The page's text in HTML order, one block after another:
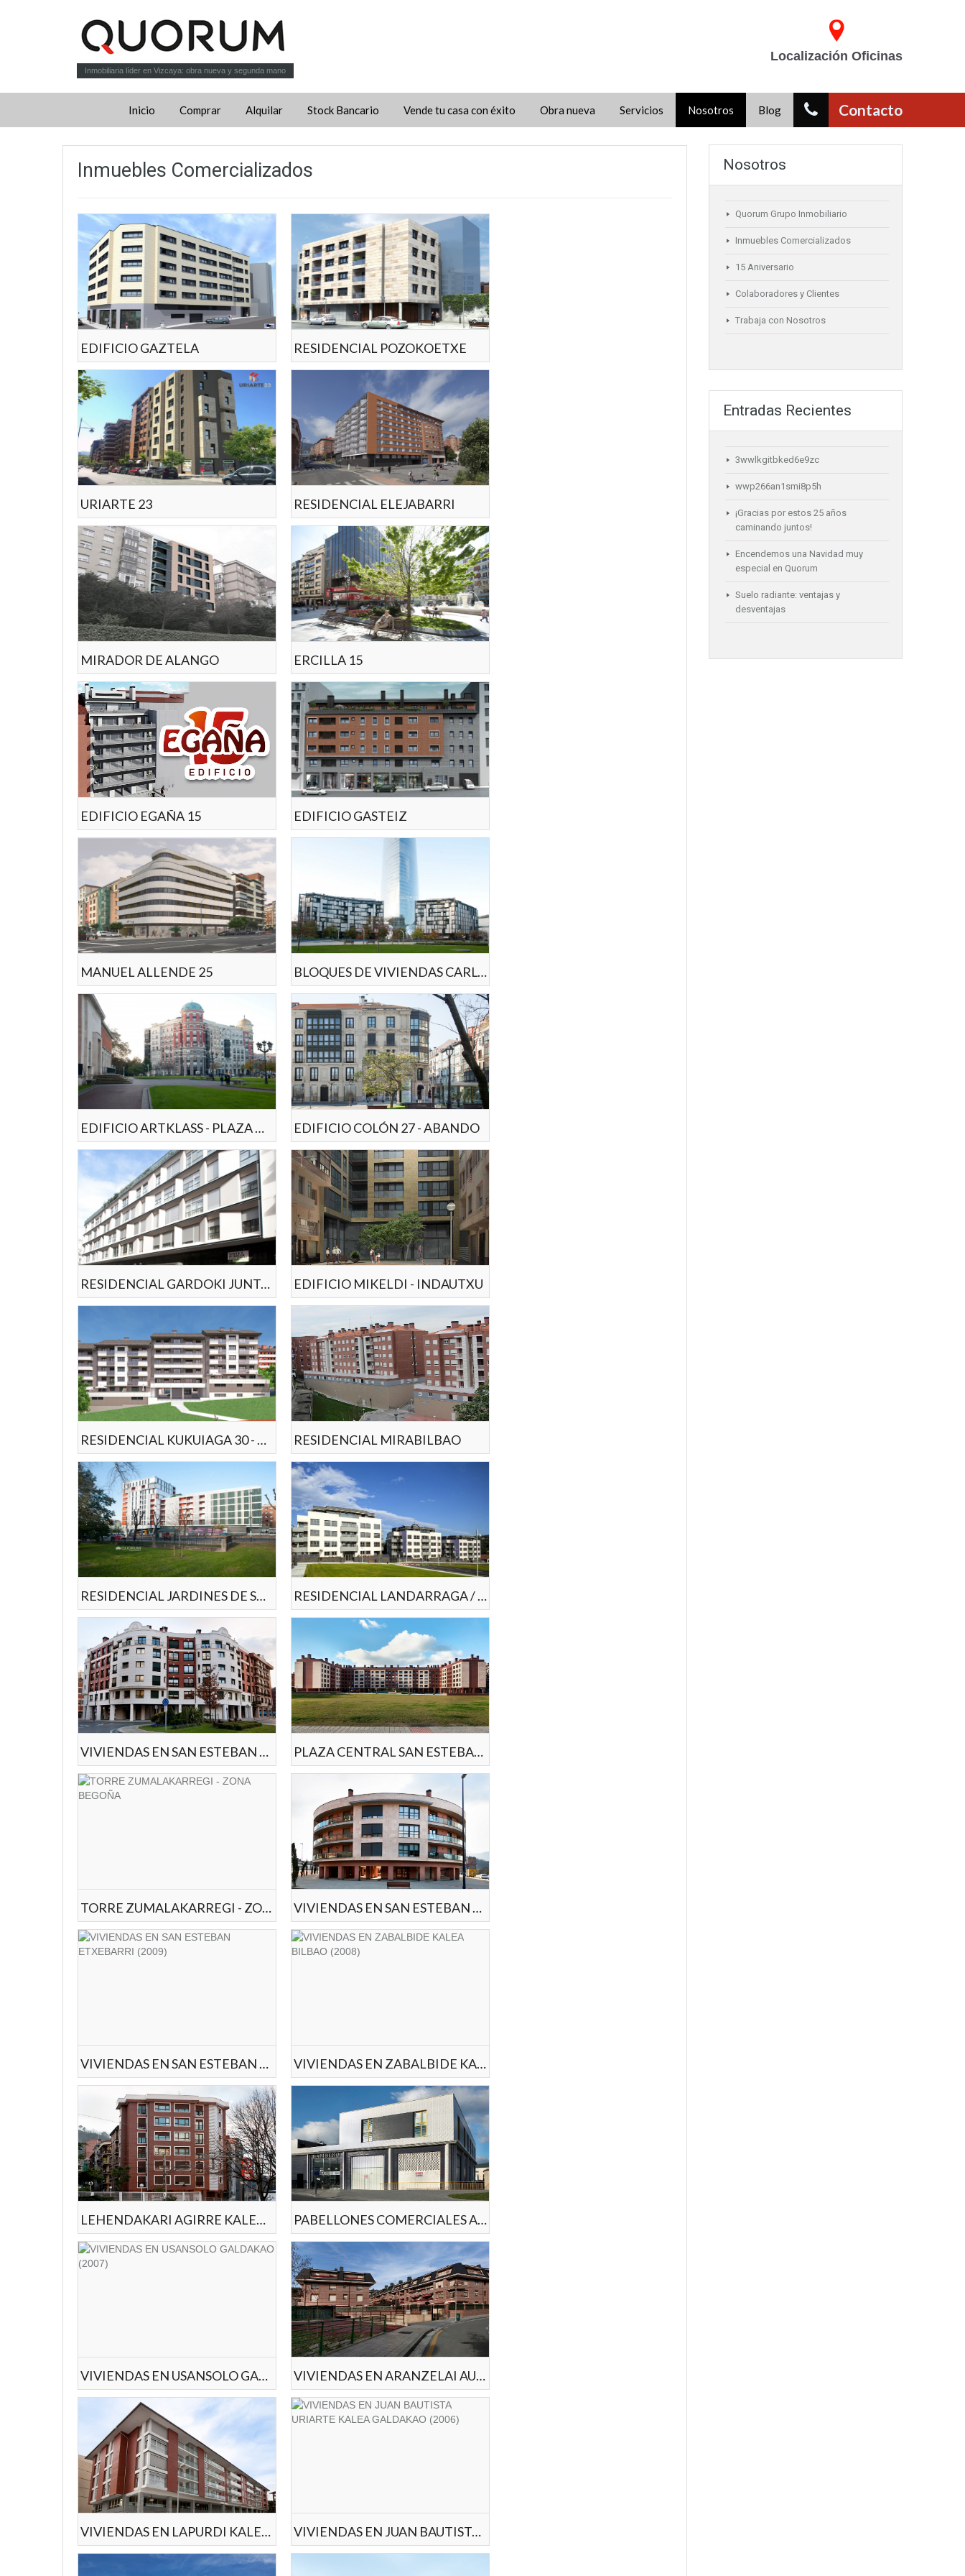
Inmobiliaria líder en Vizcaya: obra nueva y segunda mano
Localización Oficinas
Contacto
Inicio Comprar Alquilar Stock Bancario Vende tu casa con éxito Obra nueva Servicios Nosotros Blog
Inmuebles Comercializados
EDIFICIO GAZTELA RESIDENCIAL POZOKOETXE
URIARTE 23 RESIDENCIAL ELEJABARRI
MIRADOR DE ALANGO ERCILLA 15
EDIFICIO EGAÑA 15 EDIFICIO GASTEIZ
MANUEL ALLENDE 25 BLOQUES DE VIVIENDAS CARLOS FERRATER I LAMBARRI - PLAZA DE EUSKADI
EDIFICIO ARTKLASS - PLAZA DE EUSKADI EDIFICIO COLÓN 27 - ABANDO
RESIDENCIAL GARDOKI JUNTO AL PALACIO DE LA DIPUTACION Y LA GRAN VIA EDIFICIO MIKELDI - INDAUTXU
RESIDENCIAL KUKUIAGA 30 - ETXEBARRI RESIDENCIAL MIRABILBAO
RESIDENCIAL JARDINES DE SARRIKO RESIDENCIAL LANDARRAGA / ARRIGORRIAGA 57
VIVIENDAS EN SAN ESTEBAN ETXEBARRI (2010) PLAZA CENTRAL SAN ESTEBAN ETXEBARRI (2010)
TORRE ZUMALAKARREGI - ZONA BEGOÑA VIVIENDAS EN SAN ESTEBAN ETXEBARRI (2009)
VIVIENDAS EN SAN ESTEBAN ETXEBARRI (2009) VIVIENDAS EN ZABALBIDE KALEA BILBAO (2008)
LEHENDAKARI AGIRRE KALEA BASAURI (2008) PABELLONES COMERCIALES ARTUNDUAGA BASAURI (2007)
VIVIENDAS EN USANSOLO GALDAKAO (2007) VIVIENDAS EN ARANZELAI AUZOA GALDAKAO (2007)
VIVIENDAS EN LAPURDI KALEA GALDAKAO (2006) VIVIENDAS EN JUAN BAUTISTA URIARTE KALEA GALDAKAO (2006)
Nosotros
Quorum Grupo Inmobiliario
Inmuebles Comercializados
15 Aniversario
Colaboradores y Clientes
Trabaja con Nosotros
Entradas Recientes
3wwlkgitbked6e9zc
wwp266an1smi8p5h
¡Gracias por estos 25 años
caminando juntos!
Encendemos una Navidad muy
especial en Quorum
Suelo radiante: ventajas y
desventajas